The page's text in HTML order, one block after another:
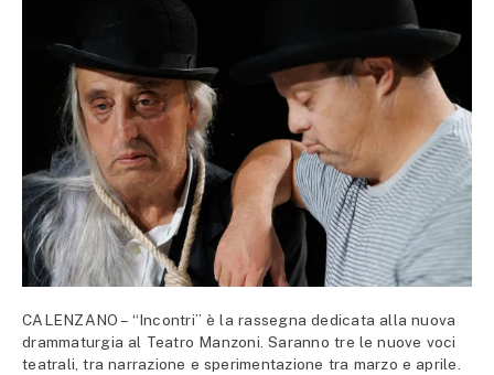
CALENZANO – “Incontri” è la rassegna dedicata alla nuova
drammaturgia al Teatro Manzoni. Saranno tre le nuove voci
teatrali, tra narrazione e sperimentazione tra marzo e aprile.